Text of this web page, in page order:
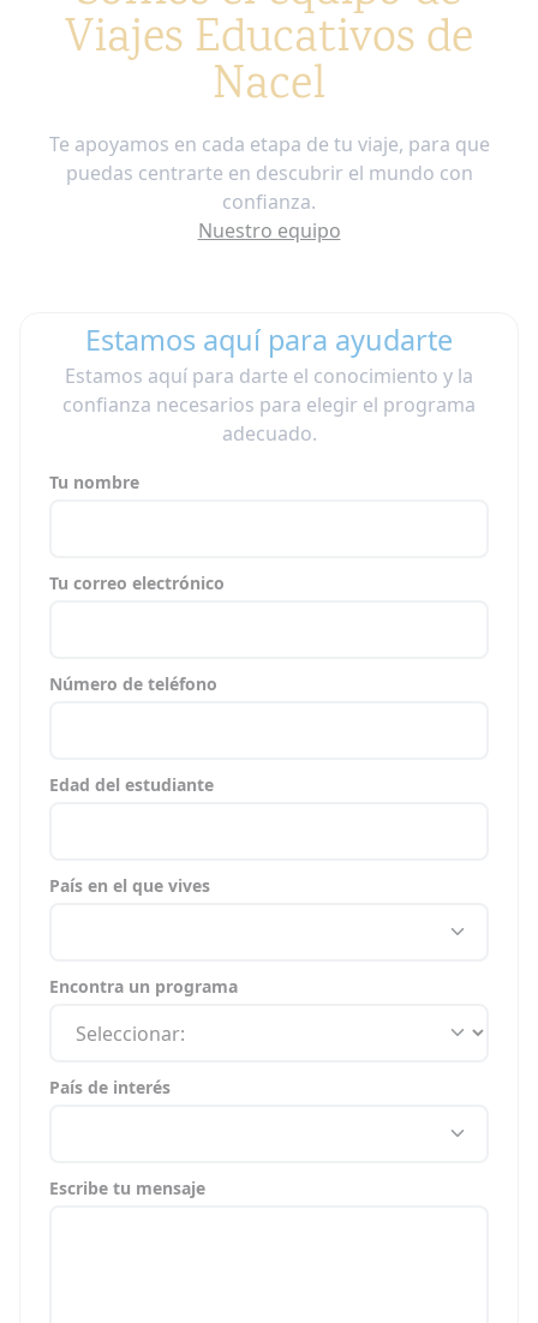
Viajes Educativos de
Nacel
Te apoyamos en cada etapa de tu viaje, para que
puedas centrarte en descubrir el mundo con
confianza.
Nuestro equipo
Estamos aquí para ayudarte
Estamos aquí para darte el conocimiento y la
confianza necesarios para elegir el programa
adecuado.
Tu nombre
Tu correo electrónico
Número de teléfono
Edad del estudiante
País en el que vives
Encontra un programa
País de interés
Escribe tu mensaje